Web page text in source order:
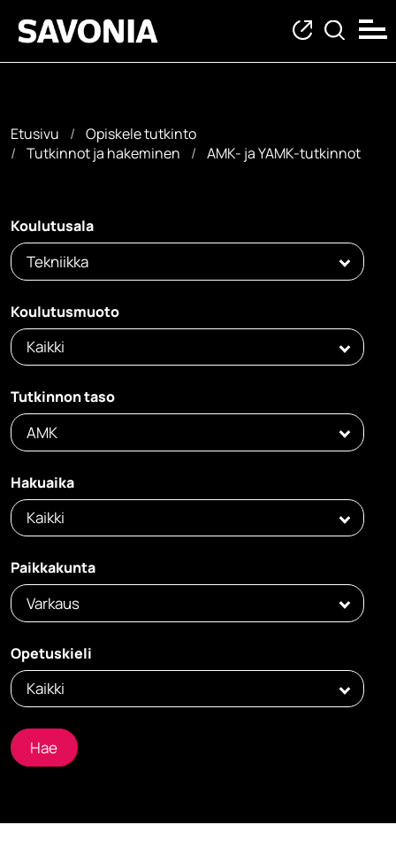
Etusivu
Opiskele tutkinto
Tutkinnot ja hakeminen
AMK- ja YAMK-tutkinnot
Koulutusala
Tekniikka
Koulutusmuoto
Kaikki
Tutkinnon taso
AMK
Hakuaika
Kaikki
Paikkakunta
Varkaus
Opetuskieli
Kaikki
Hae